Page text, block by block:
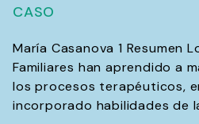
CASO
María Casanova 1 Resumen
Familiares han aprendido a
los procesos terapéuticos,
incorporado habilidades de